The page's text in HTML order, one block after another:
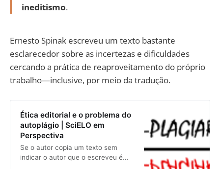
ineditismo.
Ernesto Spinak escreveu um texto bastante
esclarecedor sobre as incertezas e dificuldades
cercando a prática de reaproveitamento do próprio
trabalho—inclusive, por meio da tradução.
Ética editorial e o problema do
autoplágio | SciELO em
Perspectiva
Se o autor copia um texto sem
indicar o autor que o escreveu é